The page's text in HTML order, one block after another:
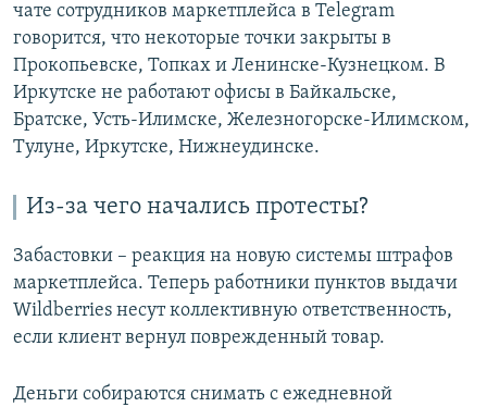
чате сотрудников маркетплейса в Telegram
говорится, что некоторые точки закрыты в
Прокопьевске, Топках и Ленинске-Кузнецком. В
Иркутске не работают офисы в Байкальске,
Братске, Усть-Илимске, Железногорске-Илимском,
Тулуне, Иркутске, Нижнеудинске.
Из-за чего начались протесты?
Забастовки – реакция на новую системы штрафов
маркетплейса. Теперь работники пунктов выдачи
Wildberries несут коллективную ответственность,
если клиент вернул поврежденный товар.
Деньги собираются снимать с ежедневной